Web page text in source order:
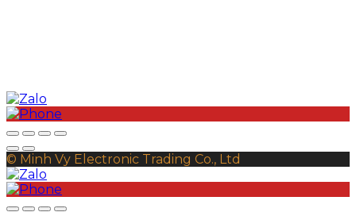
© Minh Vy Electronic Trading Co., Ltd